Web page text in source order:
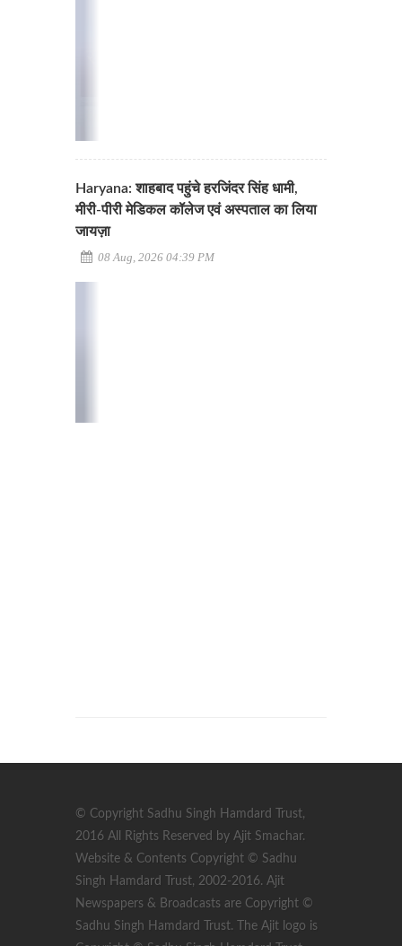
Haryana: शाहबाद पहुंचे हरजिंदर सिंह धामी,
मीरी-पीरी मेडिकल कॉलेज एवं अस्पताल का लिया
जायज़ा
08 Aug, 2026 04:39 PM
© Copyright Sadhu Singh Hamdard Trust,
2016 All Rights Reserved by Ajit Smachar.
Website & Contents Copyright © Sadhu
Singh Hamdard Trust, 2002-2016. Ajit
Newspapers & Broadcasts are Copyright ©
Sadhu Singh Hamdard Trust. The Ajit logo is